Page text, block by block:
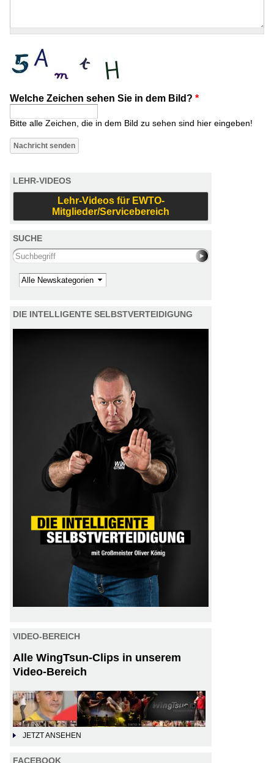
Welche Zeichen sehen Sie in dem Bild? *
Bitte alle Zeichen, die in dem Bild zu sehen sind hier eingeben!
LEHR-VIDEOS
Lehr-Videos für EWTO-
Mitglieder/Servicebereich
SUCHE
Search this site
Kategorie
DIE INTELLIGENTE SELBSTVERTEIDIGUNG
VIDEO-BEREICH
Alle WingTsun-Clips in unserem
Video-Bereich
JETZT ANSEHEN
FACEBOOK